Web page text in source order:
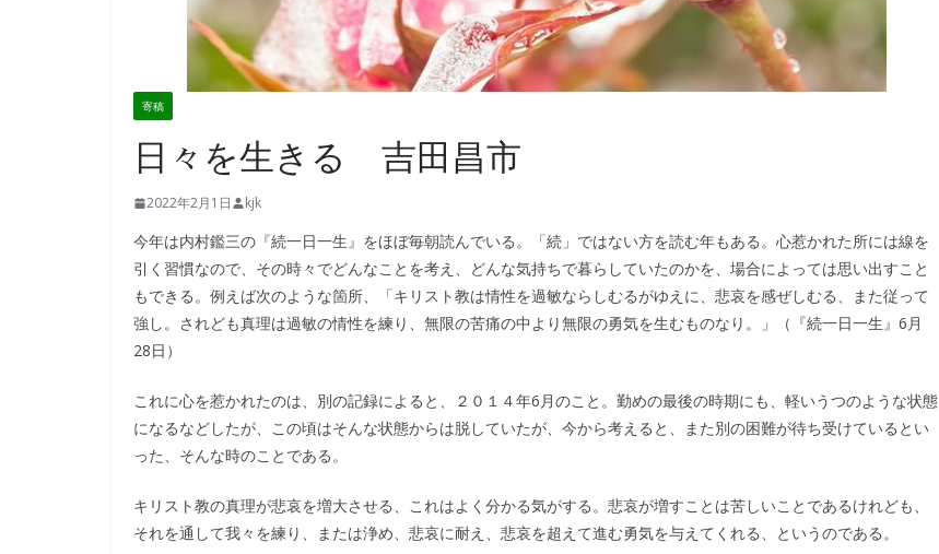
寄稿
日々を生きる 吉田昌市
2022年2月1日 kjk
今年は内村鑑三の『続一日一生』をほぼ毎朝読んでいる。「続」ではない方を読む年もある。心惹かれた所には線を
引く習慣なので、その時々でどんなことを考え、どんな気持ちで暮らしていたのかを、場合によっては思い出すこと
もできる。例えば次のような箇所、「キリスト教は情性を過敏ならしむるがゆえに、悲哀を感ぜしむる、また従って
強し。されども真理は過敏の情性を練り、無限の苦痛の中より無限の勇気を生むものなり。」（『続一日一生』6月
28日）
これに心を惹かれたのは、別の記録によると、２０１４年6月のこと。勤めの最後の時期にも、軽いうつのような状態
になるなどしたが、この頃はそんな状態からは脱していたが、今から考えると、また別の困難が待ち受けているとい
った、そんな時のことである。
キリスト教の真理が悲哀を増大させる、これはよく分かる気がする。悲哀が増すことは苦しいことであるけれども、
それを通して我々を練り、または浄め、悲哀に耐え、悲哀を超えて進む勇気を与えてくれる、というのである。